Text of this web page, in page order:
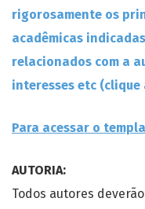
rigorosamente os
acadêmicas
relacionados com a
interesses etc
Para acessar o
AUTORIA:
Todos autores